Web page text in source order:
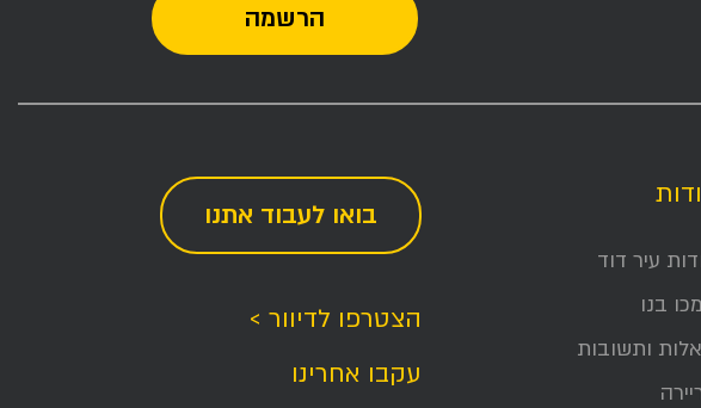
עיר דוד
בנו
ותשובות
בואו לעבוד אתנו
הצטרפו לדיוור >
עקבו אחרינו